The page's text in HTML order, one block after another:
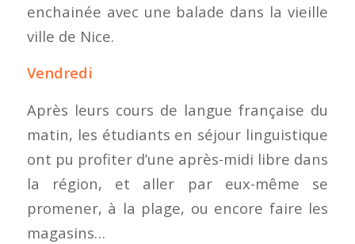
enchainée avec une balade dans la vieille
ville de Nice.
Vendredi
Après leurs cours de langue française du
matin, les étudiants en séjour linguistique
ont pu profiter d’une après-midi libre dans
la région, et aller par eux-même se
promener, à la plage, ou encore faire les
magasins…